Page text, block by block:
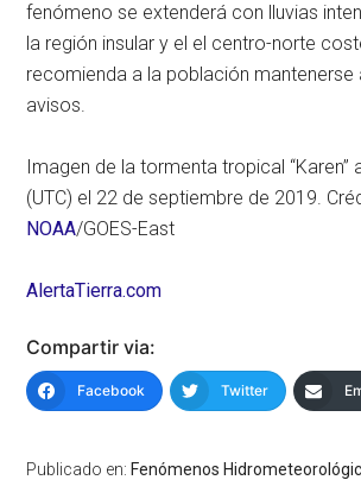
fenómeno se extenderá con lluvias
la región insular y el el centro-norte
recomienda a la población mantenerse
avisos.
Imagen de la tormenta tropical “Karen”
(UTC) el 22 de septiembre de 2019.
NOAA/GOES-East
AlertaTierra.com
Compartir via:
Facebook Twitter
Publicado en: Fenómenos